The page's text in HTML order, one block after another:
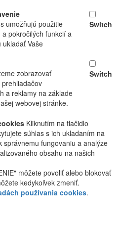
umožňujú použitie
pokročilých funkcií a
Vaše
Switch
zobrazovať
a reklamy na základe
webovej stránke.
Switch
Kliknutím na tlačidlo
súhlas s ich ukladaním na
správnemu fungovaniu a analýze
obsahu na našich
môžete povoliť alebo blokovať
kedykoľvek zmeniť.
používania cookies.